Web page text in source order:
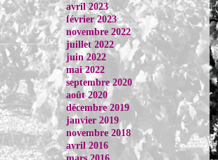
avril 2023
février 2023
novembre 2022
juillet 2022
juin 2022
mai 2022
septembre 2020
août 2020
décembre 2019
janvier 2019
novembre 2018
avril 2016